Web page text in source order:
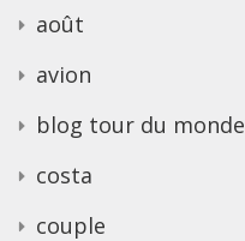
août
avion
blog tour du monde
costa
couple